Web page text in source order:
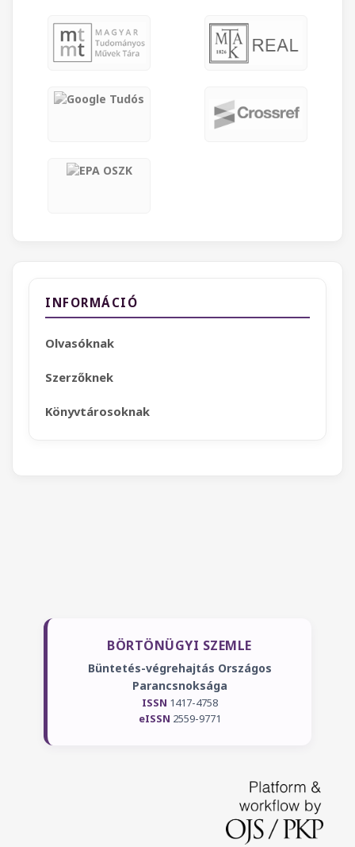
INFORMÁCIÓ
Olvasóknak
Szerzőknek
Könyvtárosoknak
BÖRTÖNÜGYI SZEMLE
Büntetés-végrehajtás Országos
Parancsnoksága
ISSN 1417-4758
eISSN 2559-9771